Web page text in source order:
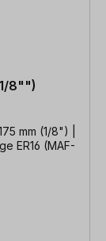
8"")
mm (1/8") |
ER16 (MAF-